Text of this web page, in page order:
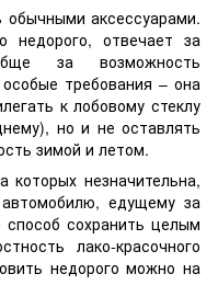
аксессуарами.
недорого, отвечает за
за возможность
требования – она
к лобовому стеклу
но и не оставлять
зимой и летом.
которых незначительна,
едущему за
сохранить целым
лако-красочного
недорого можно на